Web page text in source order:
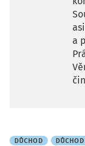
a
DŮCHOD